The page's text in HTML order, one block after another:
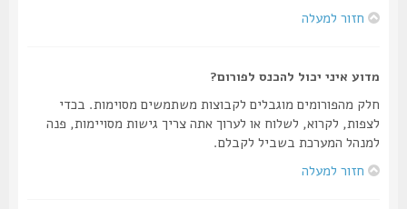
חזור למעלה
מדוע איני יכול להכנס לפורום?
חלק מהפורומים מוגבלים לקבוצות משתמשים מסוימות. בכדי
לצפות, לקרוא, לשלוח או לערוך אתה צריך גישות מסויימות, פנה
למנהל המערכת בשביל לקבלם.
חזור למעלה